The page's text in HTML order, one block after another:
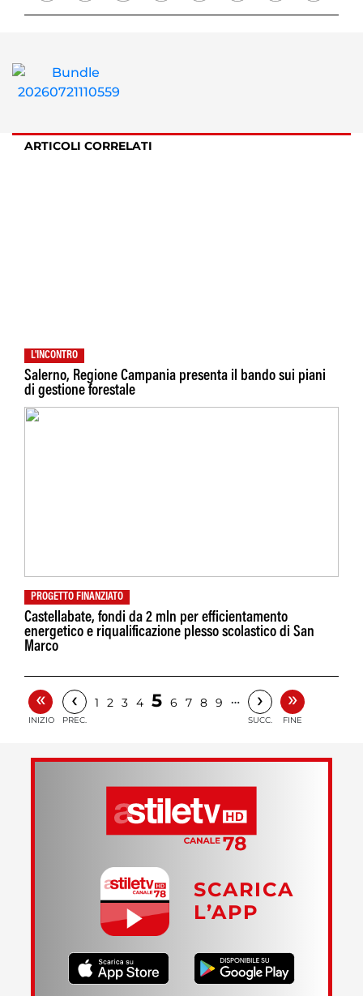
ARTICOLI CORRELATI
L'INCONTRO
Salerno, Regione Campania presenta il bando sui piani
di gestione forestale
PROGETTO FINANZIATO
Castellabate, fondi da 2 mln per efficientamento
energetico e riqualificazione plesso scolastico di San
Marco
«
INIZIO
‹
PREC.
1 2 3 4 5 6 7 8 9 … ›
SUCC.
»
FINE
SCARICA
L’APP